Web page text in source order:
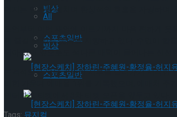
빙상
스포츠일반
[현장스케치] 장하린-주혜원-황정
All
빙상
스포츠일반
던지는 연기를 펼치며 환상적인 호흡을 자랑하며
께 즐길 수 있는 웃음을 지향하고 있다. 수없이
남아 있어 앞으로도 색다른 매력이 묻어나는 신선
본격적으로 웃음 가득한 서부를 달려가기 시작한
인터파크 티켓에서 3차 티켓 오픈을 앞두고 있다.